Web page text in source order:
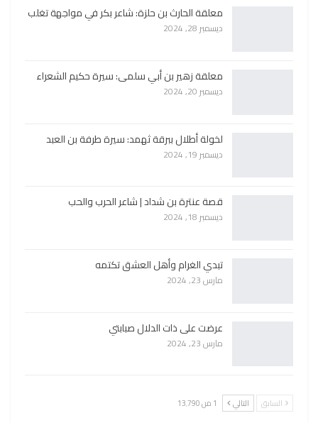
معلقة الحارث بن حلزة: شاعر بكر في مواجهة تغلب
ديسمبر 28, 2024
معلقة زهير بن أبي سلمى: سيرة حكيم الشعراء
ديسمبر 20, 2024
لخولة أطلال ببرقة ثهمد: سيرة طرفة بن العبد
ديسمبر 19, 2024
قصة عنترة بن شداد | شاعر الحرب والحب
ديسمبر 18, 2024
تبدي الغرام وأهل العشق تكتمه
مارس 23, 2024
عرضت على ذات الدلال صبابتي
مارس 23, 2024
السابق التالي 1 من 13٬790